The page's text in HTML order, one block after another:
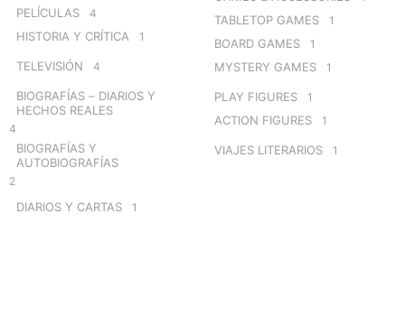
PELÍCULAS 4
HISTORIA Y CRÍTICA 1
TELEVISIÓN 4
BIOGRAFÍAS – DIARIOS Y
HECHOS REALES
4
BIOGRAFÍAS Y
AUTOBIOGRAFÍAS
2
DIARIOS Y CARTAS 1
TABLETOP GAMES 1
BOARD GAMES 1
MYSTERY GAMES 1
PLAY FIGURES 1
ACTION FIGURES 1
VIAJES LITERARIOS 1